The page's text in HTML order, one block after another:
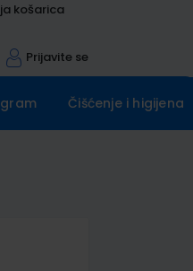
košarica
Prijavite se
Čišćenje i higijena